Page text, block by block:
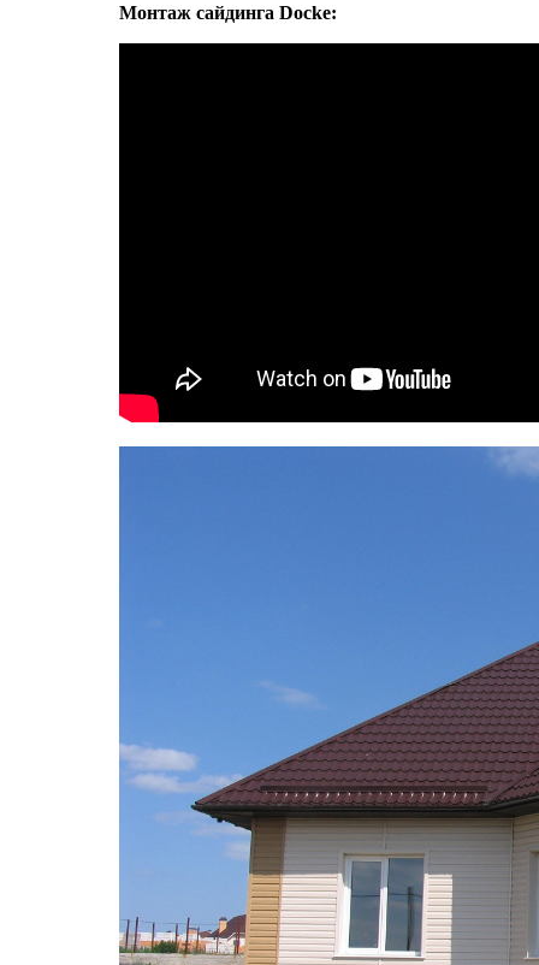
Монтаж сайдинга Docke: